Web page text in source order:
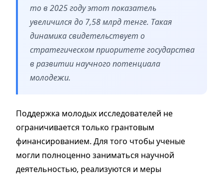
то в 2025 году этот показатель
увеличился до 7,58 млрд тенге. Такая
динамика свидетельствует о
стратегическом приоритете государства
в развитии научного потенциала
молодежи.
Поддержка молодых исследователей не
ограничивается только грантовым
финансированием. Для того чтобы ученые
могли полноценно заниматься научной
деятельностью, реализуются и меры